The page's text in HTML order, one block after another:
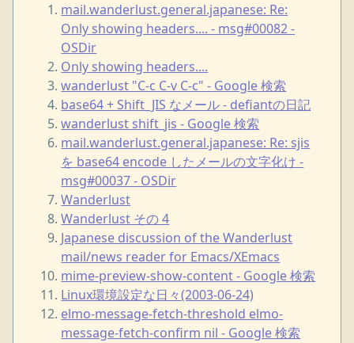
mail.wanderlust.general.japanese: Re:
Only showing headers.... - msg#00082 -
OSDir
Only showing headers....
wanderlust "C-c C-v C-c" - Google 検索
base64 + Shift_JIS なメール - defiantの日記
wanderlust shift_jis - Google 検索
mail.wanderlust.general.japanese: Re: sjis
を base64 encode したメールの文字化け -
msg#00037 - OSDir
Wanderlust
Wanderlust その 4
Japanese discussion of the Wanderlust
mail/news reader for Emacs/XEmacs
mime-preview-show-content - Google 検索
Linux環境設定な日々(2003-06-24)
elmo-message-fetch-threshold elmo-
message-fetch-confirm nil - Google 検索